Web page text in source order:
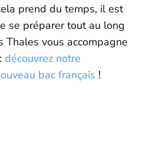
prend du temps, il est
se préparer tout au long
Thales vous accompagne
découvrez notre
bac français !